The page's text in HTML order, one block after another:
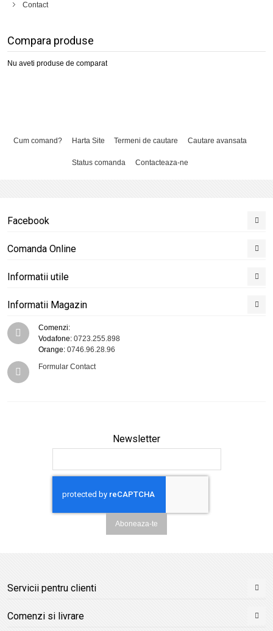
Contact
Compara produse
Nu aveti produse de comparat
Cum comand? Harta Site Termeni de cautare Cautare avansata
Status comanda Contacteaza-ne
Facebook
Comanda Online
Informatii utile
Informatii Magazin
Comenzi:
Vodafone: 0723.255.898
Orange: 0746.96.28.96
Formular Contact
Newsletter
Aboneaza-te
Servicii pentru clienti
Comenzi si livrare